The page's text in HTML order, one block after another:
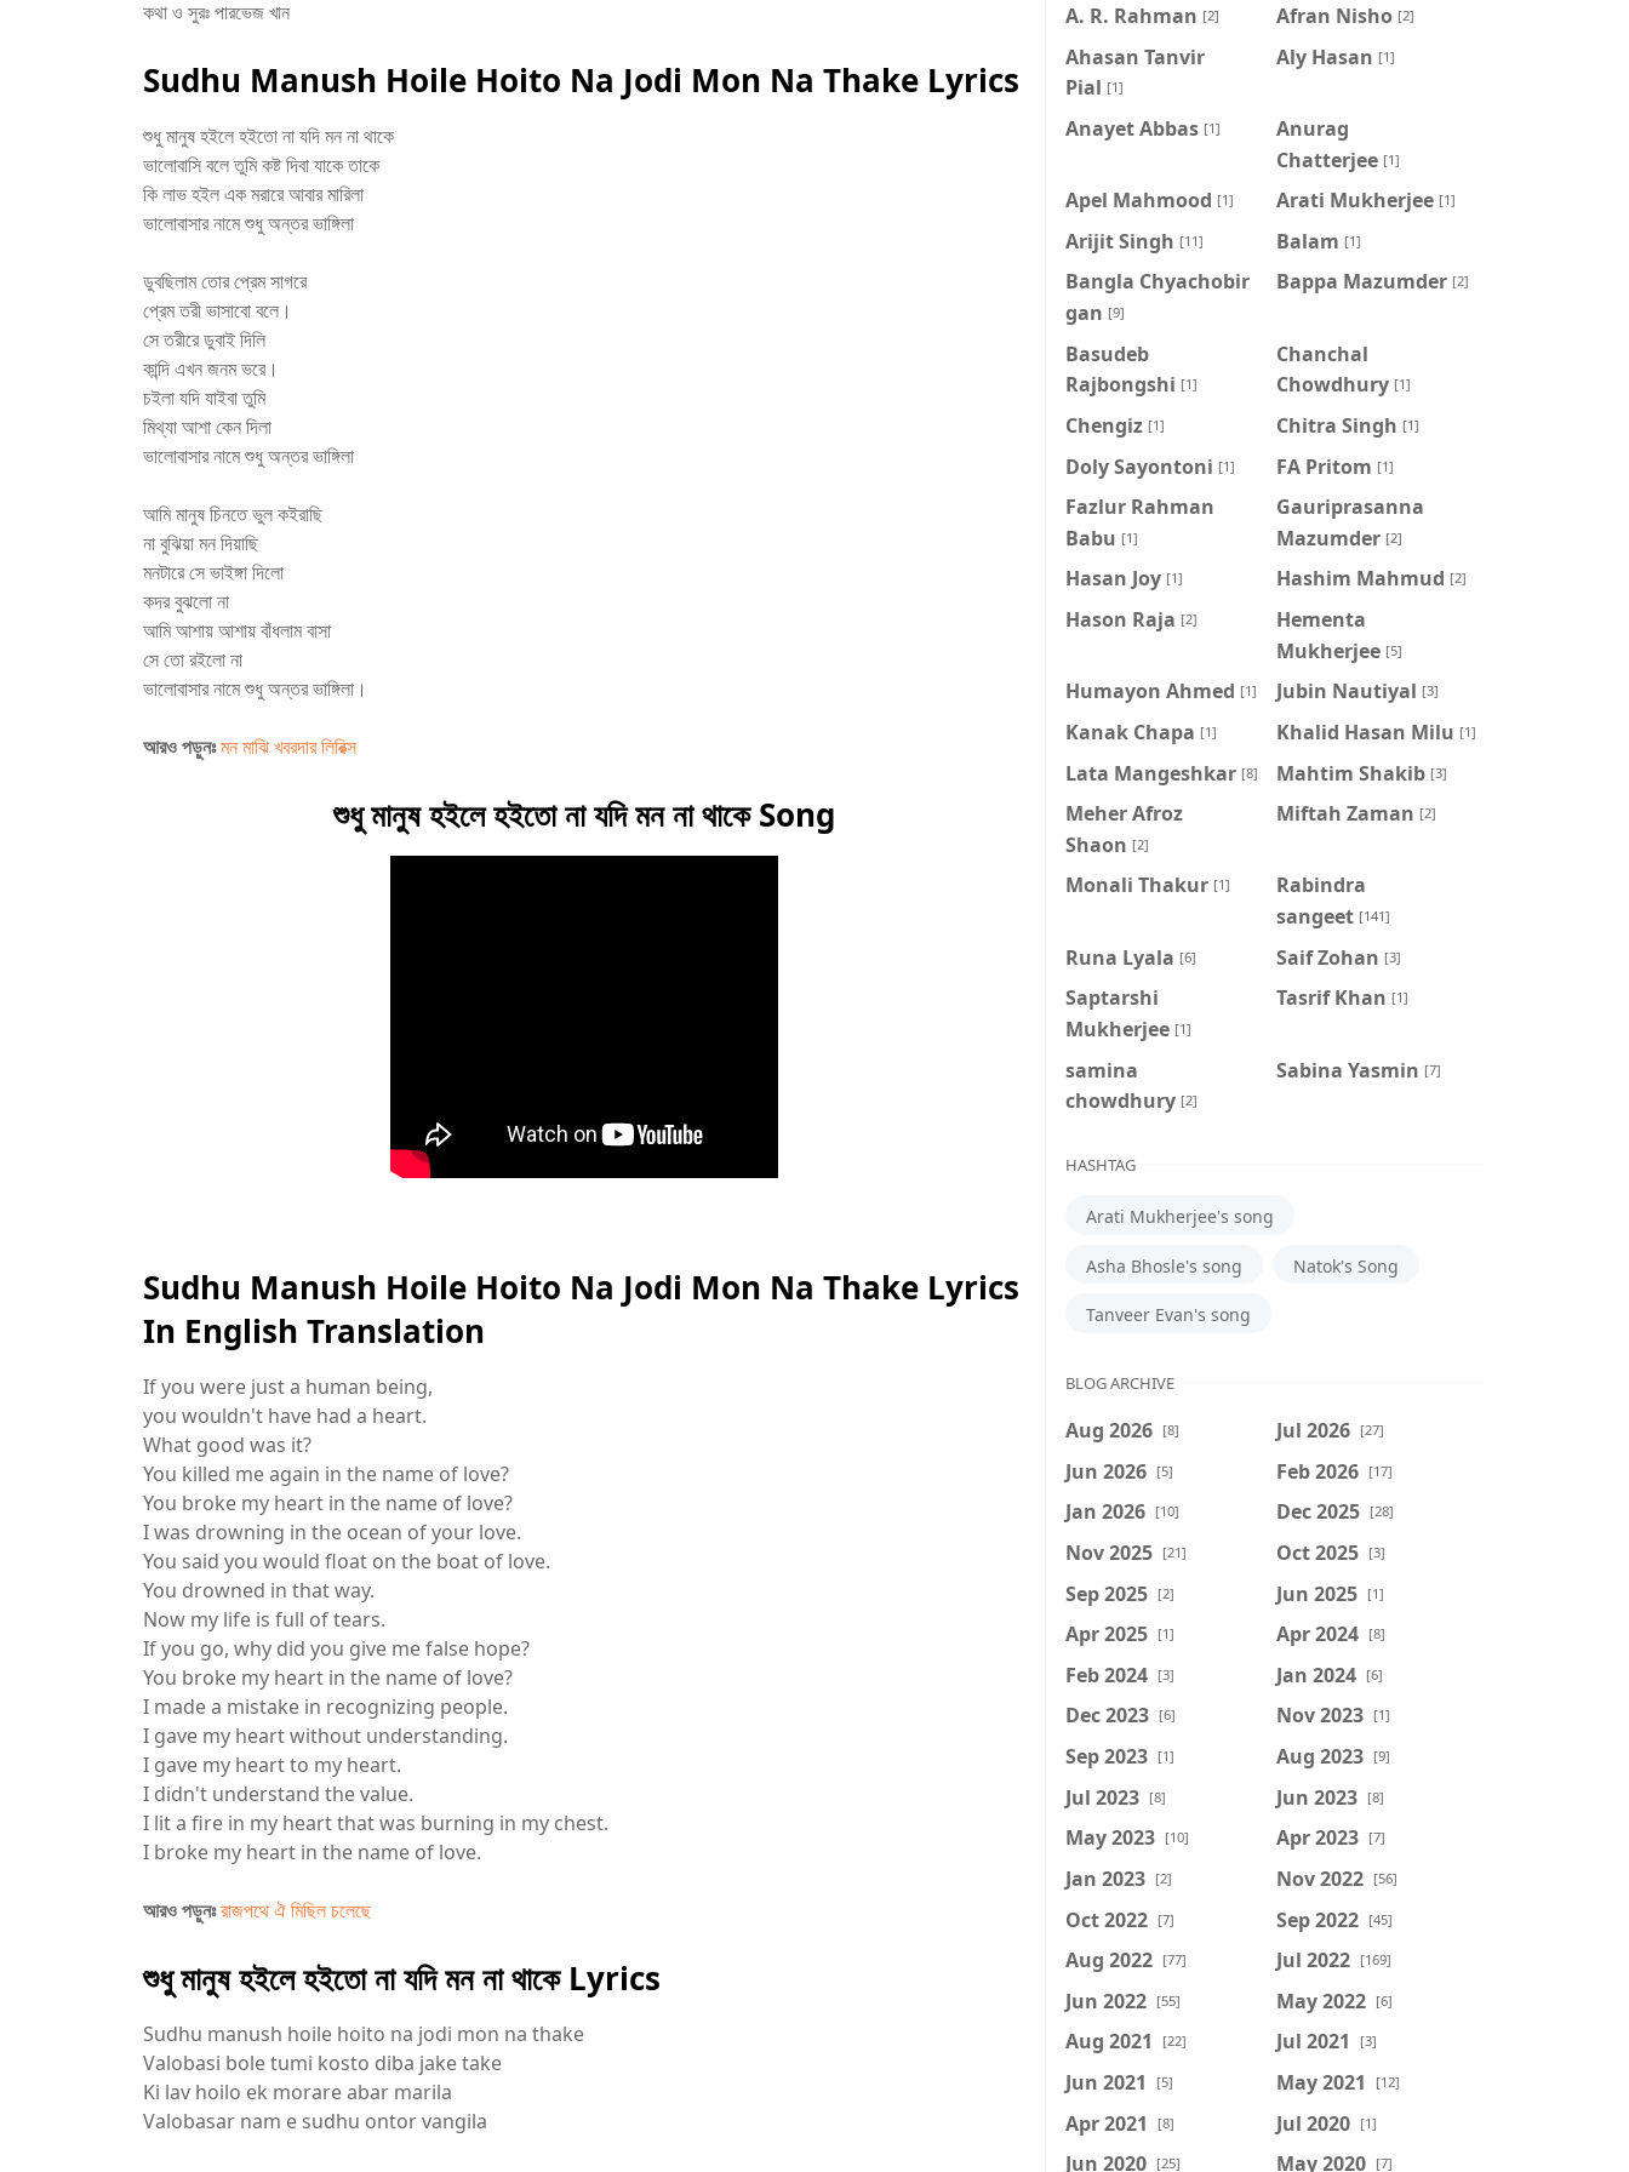
কথা ও সুরঃ পারভেজ খান
Sudhu Manush Hoile Hoito Na Jodi Mon Na Thake Lyrics
শুধু মানুষ হইলে হইতো না যদি মন না থাকে
ভালোবাসি বলে তুমি কষ্ট দিবা যাকে তাকে
কি লাভ হইল এক মরারে আবার মারিলা
ভালোবাসার নামে শুধু অন্তর ভাঙ্গিলা
ডুবছিলাম তোর প্রেম সাগরে
প্রেম তরী ভাসাবো বলে।
সে তরীরে ডুবাই দিলি
কান্দি এখন জনম ভরে।
চইলা যদি যাইবা তুমি
মিথ্যা আশা কেন দিলা
ভালোবাসার নামে শুধু অন্তর ভাঙ্গিলা
আমি মানুষ চিনতে ভুল কইরাছি
না বুঝিয়া মন দিয়াছি
মনটারে সে ভাইঙ্গা দিলো
কদর বুঝলো না
আমি আশায় আশায় বাঁধলাম বাসা
সে তো রইলো না
ভালোবাসার নামে শুধু অন্তর ভাঙ্গিলা।
আরও পড়ুনঃমন মাঝি খবরদার লিরিক্স
শুধু মানুষ হইলে হইতো না যদি মন না থাকে Song
Sudhu Manush Hoile Hoito Na Jodi Mon Na Thake Lyrics
In English Translation
If you were just a human being,
you wouldn't have had a heart.
What good was it?
You killed me again in the name of love?
You broke my heart in the name of love?
I was drowning in the ocean of your love.
You said you would float on the boat of love.
You drowned in that way.
Now my life is full of tears.
If you go, why did you give me false hope?
You broke my heart in the name of love?
I made a mistake in recognizing people.
I gave my heart without understanding.
I gave my heart to my heart.
I didn't understand the value.
I lit a fire in my heart that was burning in my chest.
I broke my heart in the name of love.
আরও পড়ুনঃরাজপথে ঐ মিছিল চলেছে
শুধু মানুষ হইলে হইতো না যদি মন না থাকে Lyrics
Sudhu manush hoile hoito na jodi mon na thake
Valobasi bole tumi kosto diba jake take
Ki lav hoilo ek morare abar marila
Valobasar nam e sudhu ontor vangila
A. R. Rahman [2] Afran Nisho [2]
Ahasan Tanvir
Pial [1]
Aly Hasan [1]
Anayet Abbas [1]
Anurag
Chatterjee [1]
Apel Mahmood [1] Arati Mukherjee [1]
Arijit Singh [11] Balam [1]
Bangla Chyachobir
gan [9]
Bappa Mazumder [2]
Basudeb
Rajbongshi [1]
Chanchal
Chowdhury [1]
Chengiz [1] Chitra Singh [1]
Doly Sayontoni [1] FA Pritom [1]
Fazlur Rahman
Babu [1]
Gauriprasanna
Mazumder [2]
Hasan Joy [1] Hashim Mahmud [2]
Hason Raja [2]
Hementa
Mukherjee [5]
Humayon Ahmed [1] Jubin Nautiyal [3]
Kanak Chapa [1] Khalid Hasan Milu [1]
Lata Mangeshkar [8] Mahtim Shakib [3]
Meher Afroz
Shaon [2]
Miftah Zaman [2]
Monali Thakur [1]
Rabindra
sangeet [141]
Runa Lyala [6] Saif Zohan [3]
Saptarshi
Mukherjee [1]
Tasrif Khan [1]
samina
chowdhury [2]
‍Sabina Yasmin [7]
HASHTAG
Arati Mukherjee's song
Asha Bhosle's song Natok's Song
Tanveer Evan's song
BLOG ARCHIVE
Aug 2026 [8] Jul 2026 [27]
Jun 2026 [5] Feb 2026 [17]
Jan 2026 [10] Dec 2025 [28]
Nov 2025 [21] Oct 2025 [3]
Sep 2025 [2] Jun 2025 [1]
Apr 2025 [1] Apr 2024 [8]
Feb 2024 [3] Jan 2024 [6]
Dec 2023 [6] Nov 2023 [1]
Sep 2023 [1] Aug 2023 [9]
Jul 2023 [8] Jun 2023 [8]
May 2023 [10] Apr 2023 [7]
Jan 2023 [2] Nov 2022 [56]
Oct 2022 [7] Sep 2022 [45]
Aug 2022 [77] Jul 2022 [169]
Jun 2022 [55] May 2022 [6]
Aug 2021 [22] Jul 2021 [3]
Jun 2021 [5] May 2021 [12]
Apr 2021 [8] Jul 2020 [1]
Jun 2020 [25] May 2020 [7]